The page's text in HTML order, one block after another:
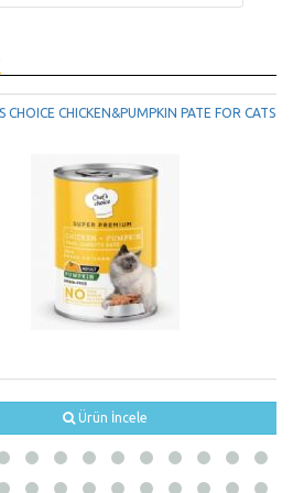
CHICKEN&PUMPKIN PATE FOR CATS
Ürün İncele